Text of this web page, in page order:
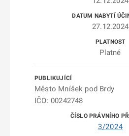
27.12.2024
Platné
Město Mníšek pod Brdy
IČO: 00242748
3/2024